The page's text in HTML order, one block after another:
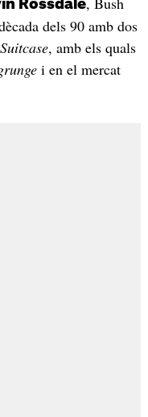
Rossdale
dels 90 amb dos
, amb els quals
i en el mercat